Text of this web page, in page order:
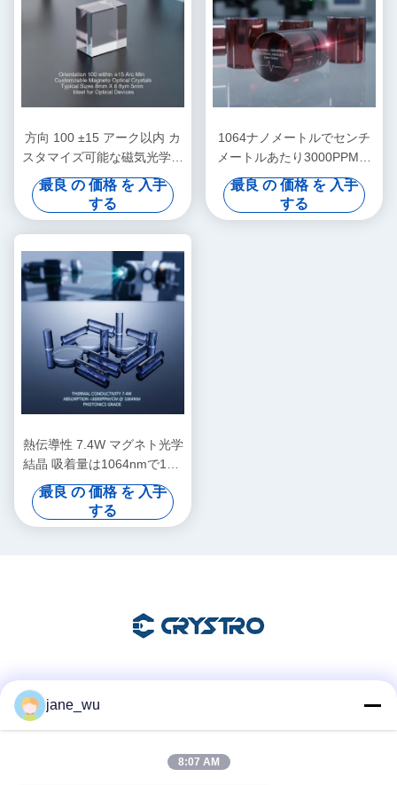
方向 100 ±15 アーク以内 カ
スタマイズ可能な磁気光学結
晶 一般的なサイズ 8mm X
8mm X 5mm 光学デバイスに
最適
最良 の 価格 を 入手
する
1064ナノメートルでセンチ
メートルあたり3000PPM未
満の吸収 モース硬度8点0の
マグネト光学結晶 ラザーシ
ステムに最適
最良 の 価格 を 入手
する
熱伝導性 7.4W マグネト光学
結晶 吸着量は1064nmで1cm
あたり3000PPM未満 フォト
ニクスの理想的な写真
最良 の 価格 を 入手
する
jane_wu
8:07 AM